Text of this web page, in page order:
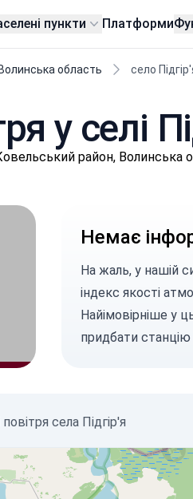
пункти Платформи
Волинська область село
у селі
район, Волинська
Немає
На жаль, у нашій
індекс якості
Найімовірніше у
придбати станцію
села Підгір'я